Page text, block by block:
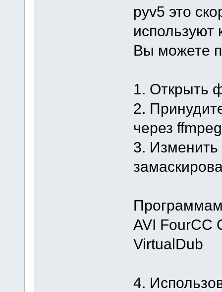
pyv5 это
Вы можете
1. Открыть
2.
через ffmpeg
3. Изменить
AVI FourCC
VirtualDub
4.